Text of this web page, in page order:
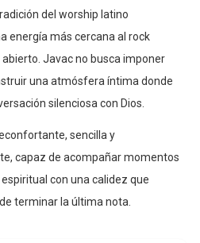
del worship latino
energía más cercana al rock
Javac no busca imponer
una atmósfera íntima donde
silenciosa con Dios.
sencilla y
capaz de acompañar momentos
con una calidez que
terminar la última nota.